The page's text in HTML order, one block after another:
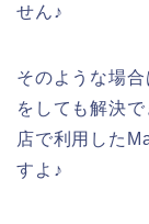
せん♪
そのような場
をしても解決
店で利用した
すよ♪